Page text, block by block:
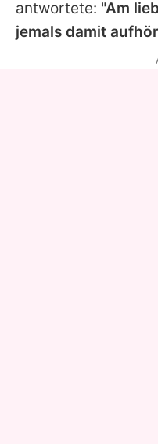
antwortete: "Am
jemals damit